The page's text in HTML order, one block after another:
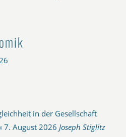
in der Gesellschaft
7. August 2026 Joseph Stiglitz